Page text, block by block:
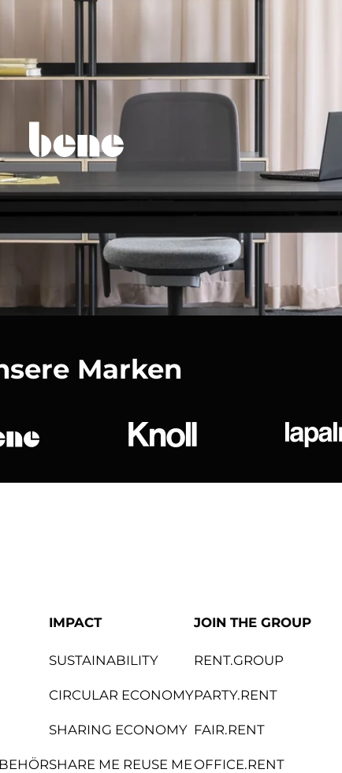
Marken
IMPACT
SUSTAINABILITY
CIRCULAR ECONOMY
SHARING ECONOMY
SHARE ME REUSE ME
JOIN THE GROUP
RENT.GROUP
PARTY.RENT
FAIR.RENT
OFFICE.RENT